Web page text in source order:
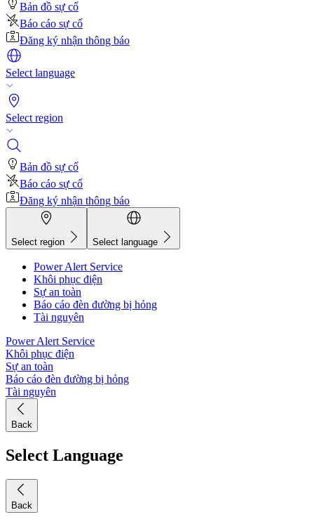
Bản đồ sự cố
Báo cáo sự cố
Đăng ký nhận thông báo
Select language
Select region
Bản đồ sự cố
Báo cáo sự cố
Đăng ký nhận thông báo
Select region Select language
Power Alert Service
Khôi phục điện
Sự an toàn
Báo cáo đèn đường bị hỏng
Tài nguyên
Power Alert Service
Khôi phục điện
Sự an toàn
Báo cáo đèn đường bị hỏng
Tài nguyên
Back
Select Language
Back